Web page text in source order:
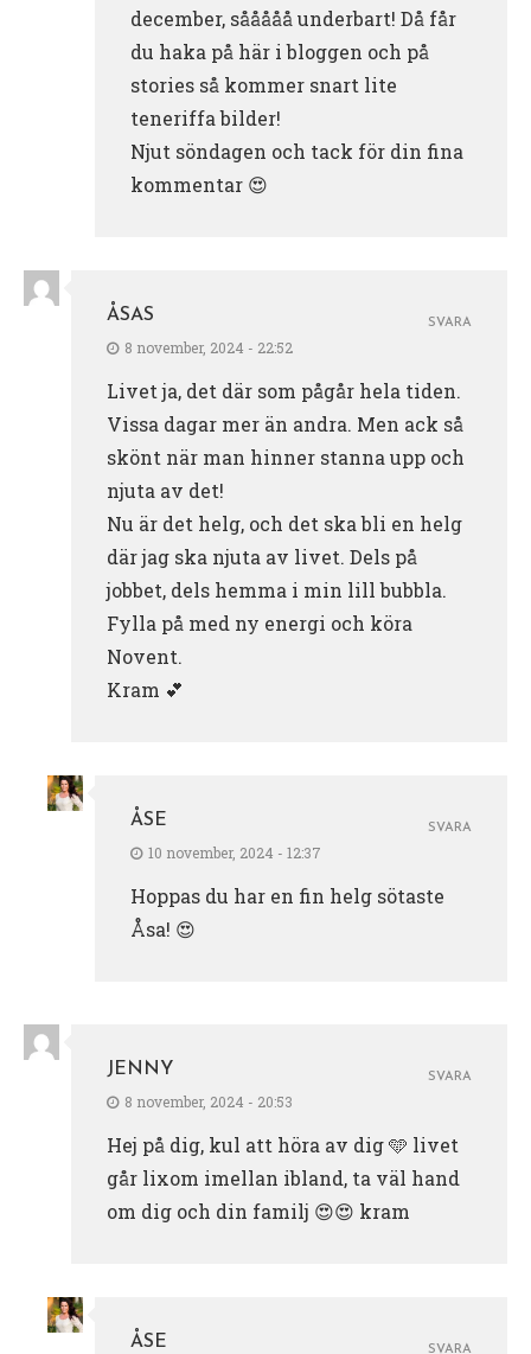
december, sååååå underbart! Då får
du haka på här i bloggen och på
stories så kommer snart lite
teneriffa bilder!
Njut söndagen och tack för din fina
kommentar 😍
ÅSAS
8 november, 2024 - 22:52
Livet ja, det där som pågår hela tiden.
Vissa dagar mer än andra. Men ack så
skönt när man hinner stanna upp och
njuta av det!
Nu är det helg, och det ska bli en helg
där jag ska njuta av livet. Dels på
jobbet, dels hemma i min lill bubbla.
Fylla på med ny energi och köra
Novent.
Kram 💕
SVARA
ÅSE
10 november, 2024 - 12:37
Hoppas du har en fin helg sötaste
Åsa! 😍
SVARA
JENNY
8 november, 2024 - 20:53
Hej på dig, kul att höra av dig 🩵 livet
går lixom imellan ibland, ta väl hand
om dig och din familj 😍😍 kram
SVARA
ÅSE SVARA